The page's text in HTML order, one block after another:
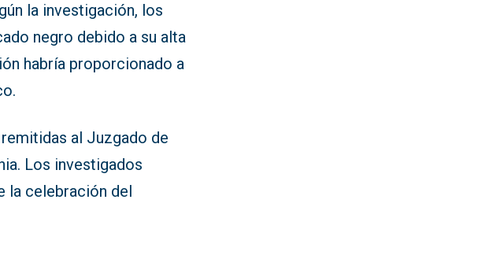
la investigación, los
negro debido a su alta
habría proporcionado a
al Juzgado de
Los investigados
la celebración del